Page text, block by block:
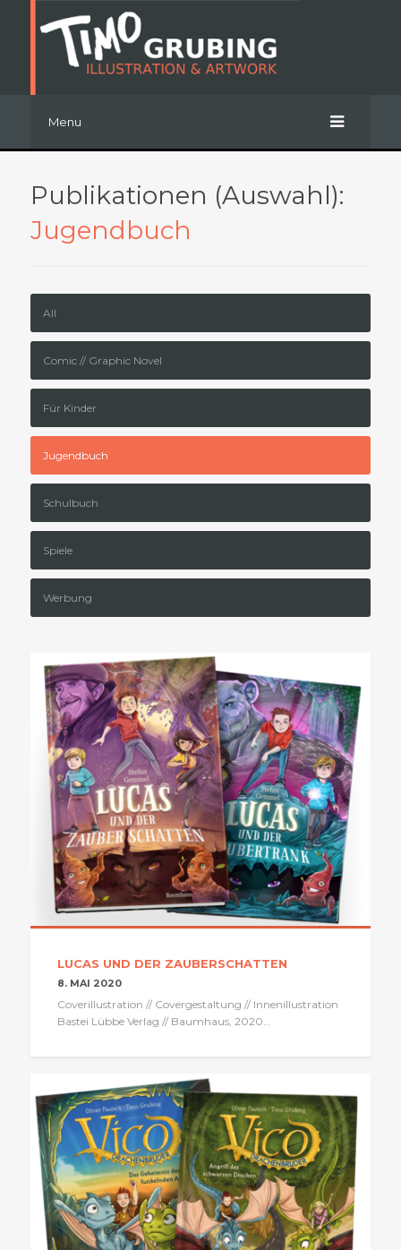
Menu
Publikationen (Auswahl):
Jugendbuch
All
Comic // Graphic Novel
Für Kinder
Jugendbuch
Schulbuch
Spiele
Werbung
LUCAS UND DER ZAUBERSCHATTEN
8. MAI 2020
Coverillustration // Covergestaltung // Innenillustration
Bastei Lübbe Verlag // Baumhaus, 2020…